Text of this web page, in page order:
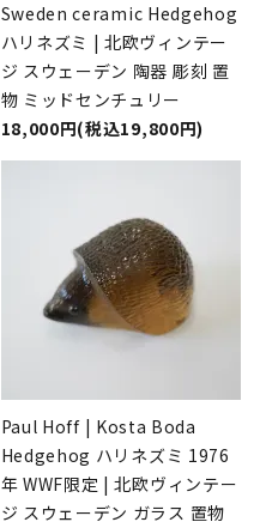
Sweden ceramic Hedgehog
ハリネズミ | 北欧ヴィンテー
ジ スウェーデン 陶器 彫刻 置
物 ミッドセンチュリー
18,000円(税込19,800円)
Paul Hoff | Kosta Boda
Hedgehog ハリネズミ 1976
年 WWF限定 | 北欧ヴィンテー
ジ スウェーデン ガラス 置物